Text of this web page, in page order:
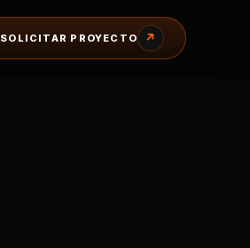
SOLICITAR PROYECTO ↗